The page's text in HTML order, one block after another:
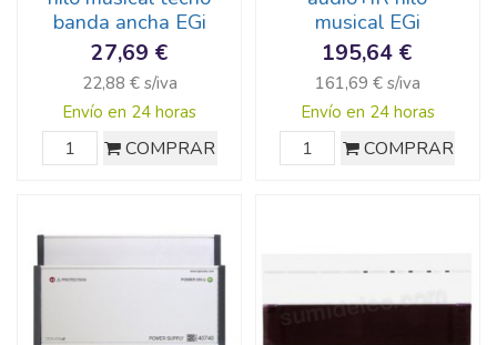
banda ancha EGi
27,69 €
22,88 € s/iva
Envío en 24 horas
COMPRAR
musical EGi
195,64 €
161,69 € s/iva
Envío en 24 horas
COMPRAR